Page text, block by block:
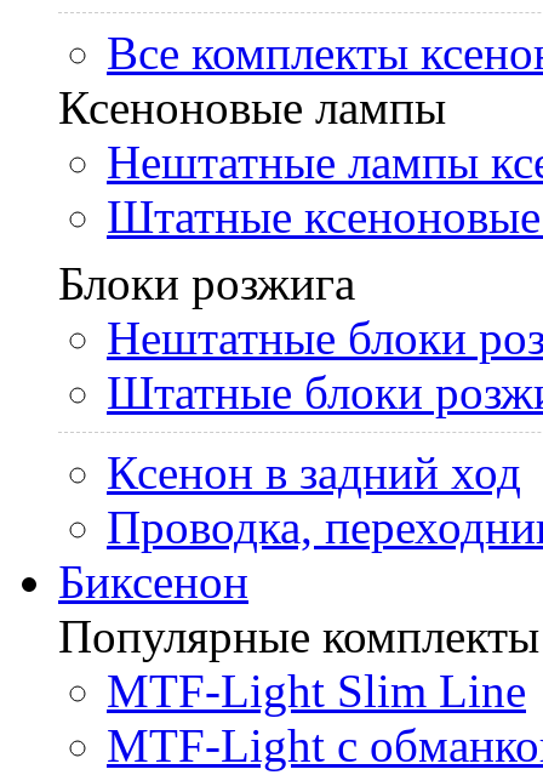
Все комплекты
Ксеноновые лампы
Нештатные лампы
Штатные
Блоки розжига
Нештатные блоки
Штатные блоки
Ксенон в задний ход
Проводка,
Биксенон
Популярные комплекты
MTF-Light Slim Line
MTF-Light с